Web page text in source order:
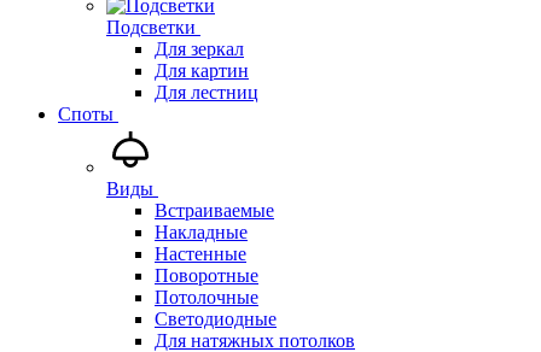
Подсветки
Для зеркал
Для картин
Для лестниц
Споты
Виды
Встраиваемые
Накладные
Настенные
Поворотные
Потолочные
Светодиодные
Для натяжных потолков